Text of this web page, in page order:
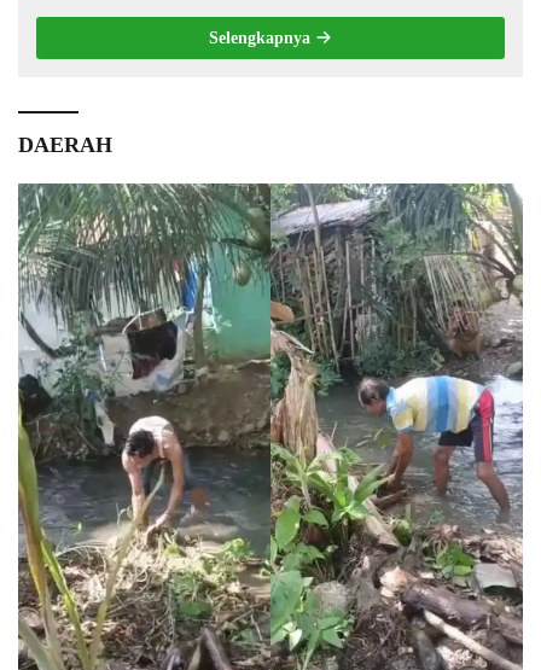
Selengkapnya
DAERAH